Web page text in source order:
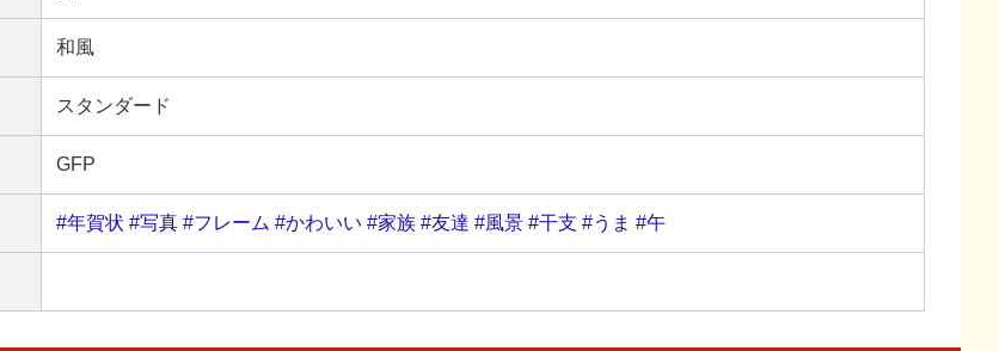
和風
スタンダード
GFP
#年賀状 #写真 #フレーム #かわいい #家族 #友達 #風景 #干支 #うま #午